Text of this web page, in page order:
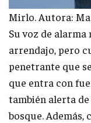
Mirlo. Autora:
Su voz de
arrendajo, pero
penetrante que
que entra con
también alerta
bosque. Además,